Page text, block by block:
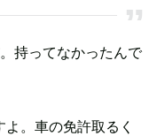
持ってなかったんで
よ。車の免許取るく